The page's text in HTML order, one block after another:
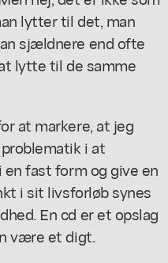
lytter til det, man
sjældnere end ofte
lytte til de samme
at markere, at jeg
i at
fast form og give en
i sit livsforløb synes
En cd er et opslag
være et digt.